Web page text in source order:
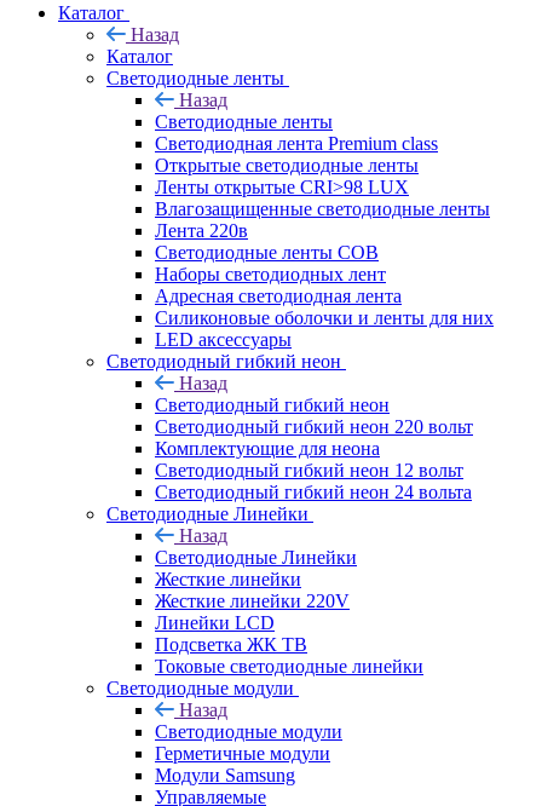
Каталог
Назад
Каталог
Светодиодные ленты
Назад
Светодиодные ленты
Светодиодная лента Premium class
Открытые светодиодные ленты
Ленты открытые CRI>98 LUX
Влагозащищенные светодиодные ленты
Лента 220в
Светодиодные ленты COB
Наборы светодиодных лент
Адресная светодиодная лента
Силиконовые оболочки и ленты для них
LED аксессуары
Светодиодный гибкий неон
Назад
Светодиодный гибкий неон
Светодиодный гибкий неон 220 вольт
Комплектующие для неона
Светодиодный гибкий неон 12 вольт
Светодиодный гибкий неон 24 вольта
Светодиодные Линейки
Назад
Светодиодные Линейки
Жесткие линейки
Жесткие линейки 220V
Линейки LCD
Подсветка ЖК ТВ
Токовые светодиодные линейки
Светодиодные модули
Назад
Светодиодные модули
Герметичные модули
Модули Samsung
Управляемые